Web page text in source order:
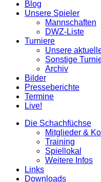
scrollenBlog
Unsere Spieler
Mannschaften
DWZ-Liste
Turniere
Unsere
Sonstige
Archiv
Bilder
Presseberichte
Termine
Live!
Die Schachfüchse
Mitglieder &
Training
Spiellokal
Weitere Infos
Links
Downloads